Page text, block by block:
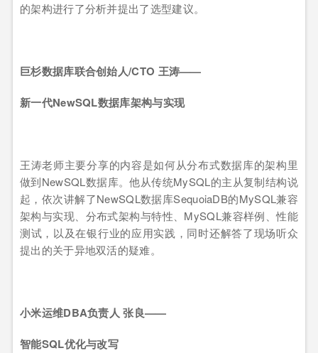
的架构进行了分析并提出了选型建议。
巨杉数据库联合创始人/CTO 王涛——
新一代NewSQL数据库架构与实现
王涛老师主要分享的内容是如何从分布式数据库的架构里
做到NewSQL数据库。他从传统MySQL的主从复制结构说
起，依次讲解了NewSQL数据库SequoiaDB的MySQL兼容
架构与实现、分布式架构与特性、MySQL兼容样例、性能
测试，以及在银行业的应用实践，同时还解答了现场听众
提出的关于异地双活的疑难。
小米运维DBA负责人 张良——
智能SQL优化与改写